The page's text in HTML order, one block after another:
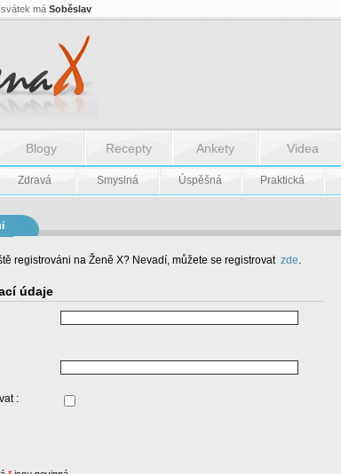
má Soběslav
Blogy Recepty Ankety Videa
Zdravá Smyslná Úspěšná Praktická
registrováni na Ženě X? Nevadí, můžete se registrovat zde.
údaje
: